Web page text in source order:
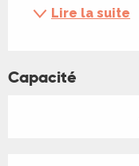
Lire la suite
Capacité